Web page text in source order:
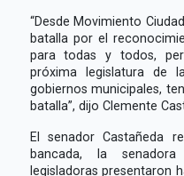
“Desde Movimiento
batalla por el
para todas y todos,
próxima legislatura de
gobiernos municipales,
batalla”, dijo Clemente
El senador Castañeda
bancada, la
legisladoras presentaron